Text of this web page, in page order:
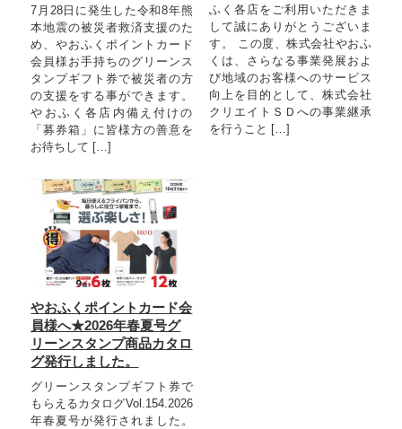
7月28日に発生した令和8年熊
本地震の被災者救済支援のた
め、やおふくポイントカード
会員様お手持ちのグリーンス
タンプギフト券で被災者の方
の支援をする事ができます。
やおふく各店内備え付けの
「募券箱」に皆様方の善意を
お待ちして […]
ふく各店をご利用いただきま
して誠にありがとうございま
す。 この度、株式会社やおふ
くは、さらなる事業発展およ
び地域のお客様へのサービス
向上を目的として、株式会社
クリエイトＳＤへの事業継承
を行うこと […]
やおふくポイントカード会
員様へ★2026年春夏号グ
リーンスタンプ商品カタロ
グ発行しました。
グリーンスタンプギフト券で
もらえるカタログVol.154.2026
年春夏号が発行されました。